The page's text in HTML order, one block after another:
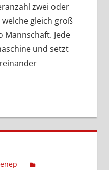
zwei oder
gleich groß
Mannschaft. Jede
und setzt